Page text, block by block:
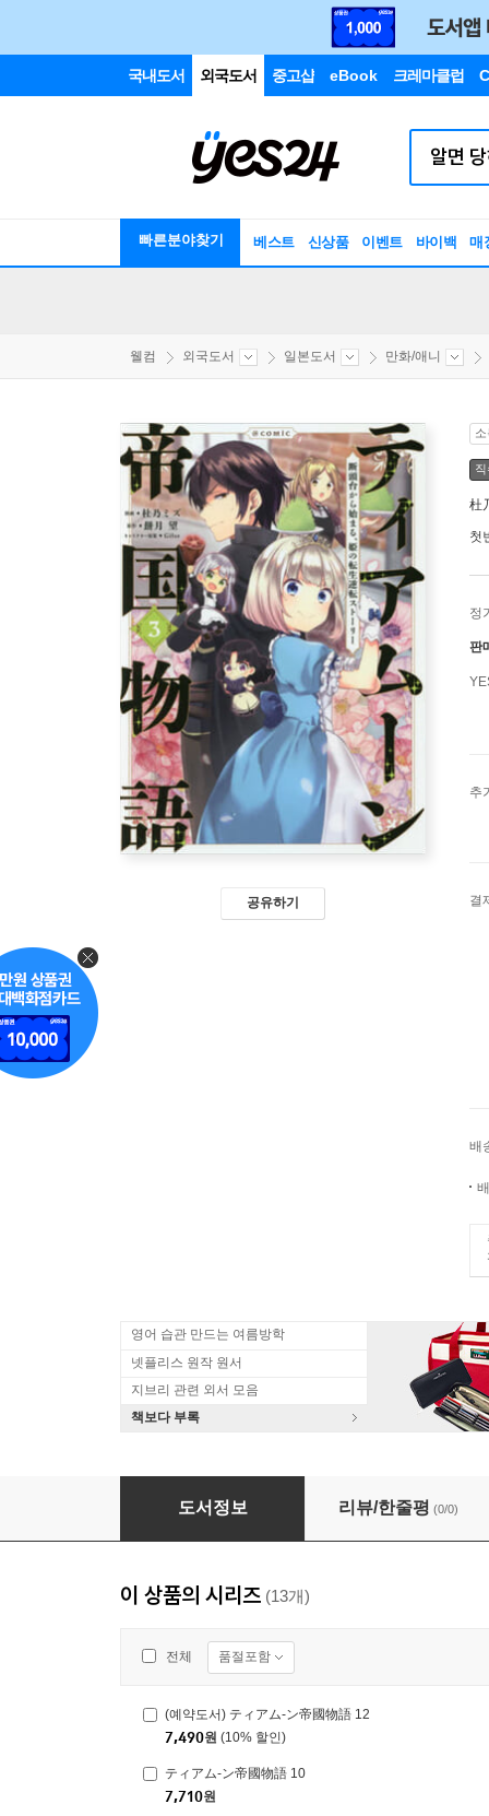
국내도서 외국도서 중고샵 eBook 크레마클럽
빠른분야찾기 베스트 신상품 이벤트 바이백 매
웰컴 외국도서 일본도서 만화/애니
공유하기
杜
첫
정
판
추
결
배
영어 습관 만드는 여름방학
넷플리스 원작 원서
지브리 관련 외서 모음
책보다 부록
ティアム-ン帝國物語 3
도서정보 리뷰/한줄평 (0/0)
이 상품의 시리즈 (13개)
전체 품절포함
(예약도서) ティアム-ン帝國物語 12
7,490원 (10% 할인)
ティアム-ン帝國物語 10
7,710원